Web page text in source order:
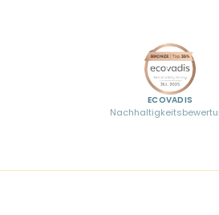
ECOVADIS